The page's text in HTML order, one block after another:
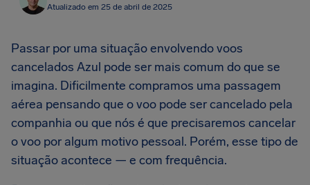
Atualizado em 25 de abril de 2025
Passar por uma situação envolvendo voos
cancelados Azul pode ser mais comum do que se
imagina. Dificilmente compramos uma passagem
aérea pensando que o voo pode ser cancelado pela
companhia ou que nós é que precisaremos cancelar
o voo por algum motivo pessoal. Porém, esse tipo de
situação acontece — e com frequência.